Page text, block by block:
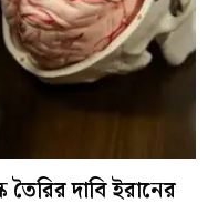
তৈরির দাবি ইরানের